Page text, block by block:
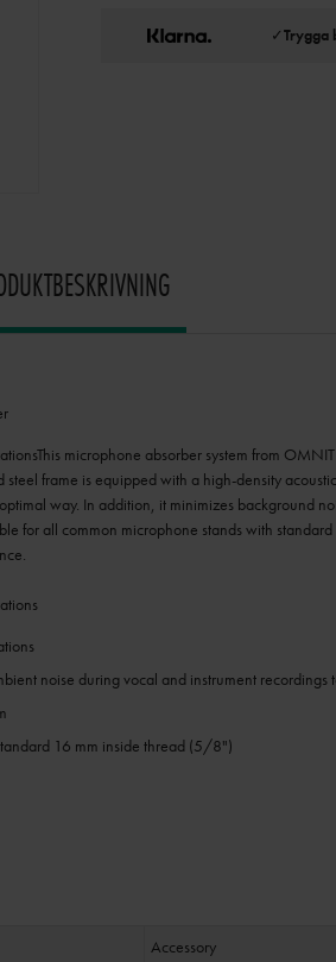
✓Trygga
microphone absorber system from
frame is equipped with a high-density
way. In addition, it minimizes background
for all common microphone stands with
noise during vocal and instrument recordings
16 mm inside thread (5/8")
Accessory